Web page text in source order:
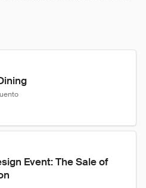
Event: The Sale of